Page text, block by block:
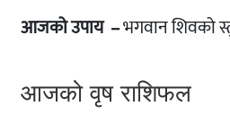
आजको उपाय –भगवान शिवको
आजको वृष राशिफल